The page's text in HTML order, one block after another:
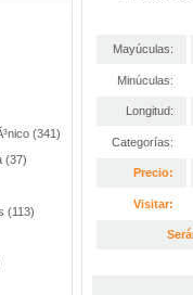
(341)
(37)
(113)
Mayúculas:
Minúculas:
Longitud:
Categorías:
Precio:
Visitar: